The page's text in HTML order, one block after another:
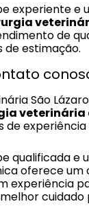
experiente e
de
de estimação.
São
veterinária
de
qualificada e
oferece
experiência
cuidado